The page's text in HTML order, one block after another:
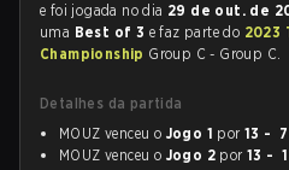
e foi jogada no dia 29 de out. de
uma Best of 3 e faz parte do 2023
Championship Group C - Group C.
Detalhes da partida
MOUZ venceu o Jogo 1 por13 - 7
MOUZ venceu o Jogo 2 por13 -